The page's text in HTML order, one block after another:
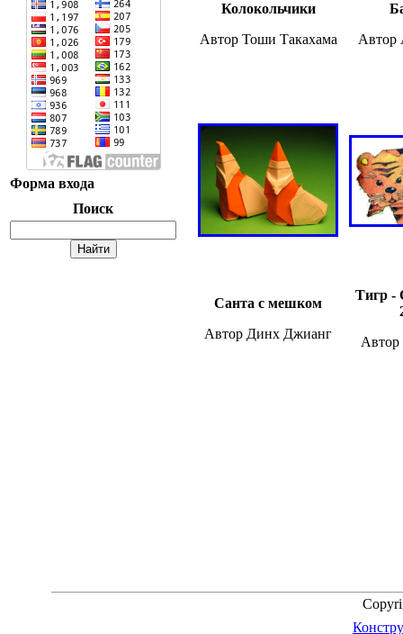
Форма входа
Поиск
Колокольчики
Автор Тоши Такахама
Автор
Санта с мешком
Автор Динх Джианг
Тигр -
Автор